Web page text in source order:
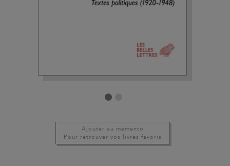
Ajouter au mémento
Pour retrouver vos livres favoris